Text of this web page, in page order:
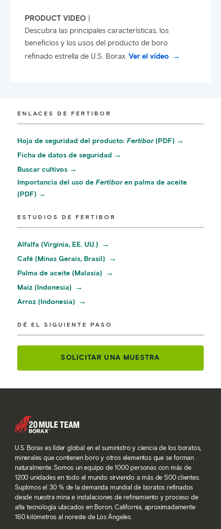
PRODUCT VIDEO
Descubra las principales características, los
beneficios y los usos del producto de boro
refinado estrella de U.S. Borax. Ver el vídeo
ENLACES DE FERTIBOR
Hoja de seguridad del producto: Fertibor(PDF)
Ficha de datos de seguridad
Buscar cultivos
Importancia del uso de Fertiboren palma de aceite
(PDF)
ESTUDIOS DE FERTIBOR
Alfalfa (Virginia, EE. UU.)
Café (Minas Gerais, Brasil)
Palma de aceite (Malasia)
Maíz (Indonesia)
Arroz (Indonesia)
DÉ EL SIGUIENTE PASO
SOLICITAR UNA MUESTRA
U.S. Borax es líder global en el suministro y ciencia de los boratos,
minerales que contienen boro y otros elementos que se forman
naturalmente. Somos un equipo de 1000 personas con más de
1200 unidades en todo el mundo sirviendo a más de 500 clientes.
Suplimos el 30 % de la demanda mundial de boratos refinados
desde nuestra mina e instalaciones de refinamiento y proceso de
alta tecnología ubicados en Boron, California, aproximadamente
160 kilómetros al noreste de Los Ángeles.